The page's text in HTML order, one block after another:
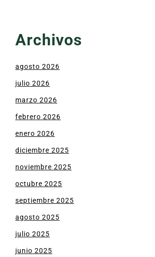
Archivos
agosto 2026
julio 2026
marzo 2026
febrero 2026
enero 2026
diciembre 2025
noviembre 2025
octubre 2025
septiembre 2025
agosto 2025
julio 2025
junio 2025